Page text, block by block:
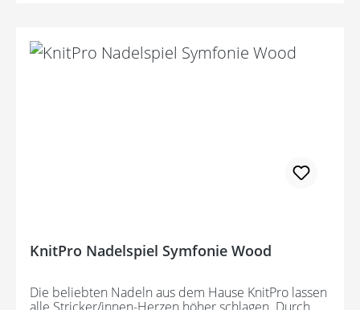
KnitPro Nadelspiel Symfonie Wood
Die beliebten Nadeln aus dem Hause KnitPro lassen